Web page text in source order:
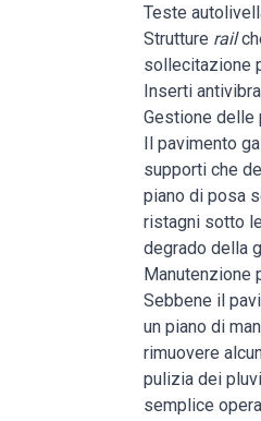
Teste
Strutture rail
sollecitazione
Inserti
Gestione delle
Il pavimento
supporti che
piano di posa
ristagni sotto
degrado della
Manutenzione
Sebbene il
un piano di
rimuovere
pulizia dei
semplice